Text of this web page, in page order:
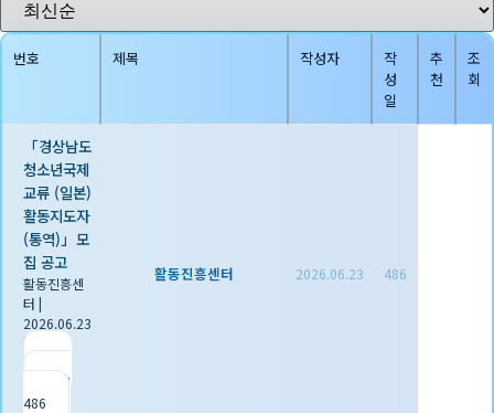
번호 제목 작성자
작
성
일
추
천
조
회
「경상남도
청소년국제
교류 (일본)
활동지도자
(통역)」모
집 공고
활동진흥센
터 |
2026.06.23
|
조회
486
활동진흥센터 2026.06.23 486